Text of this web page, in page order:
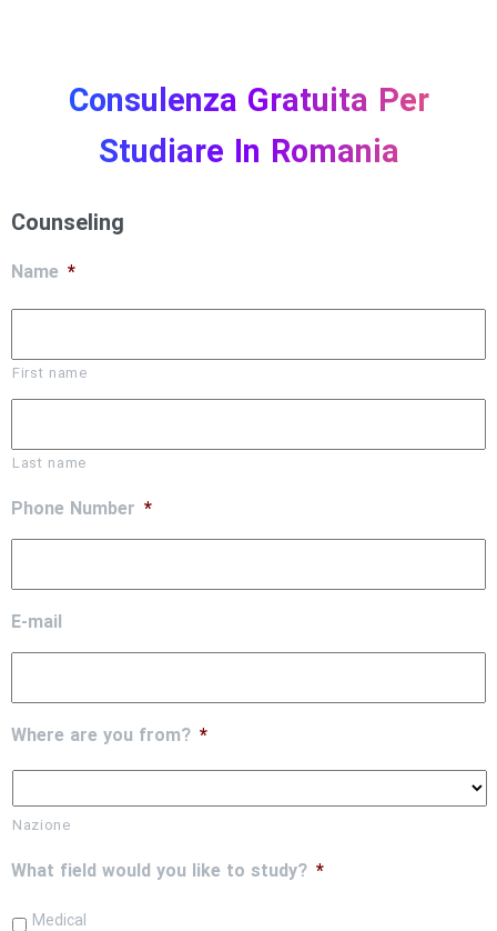
Consulenza Gratuita Per
Studiare In Romania
Counseling
Name *
First name
Last name
Phone Number *
E-mail
Where are you from? *
Nazione
What field would you like to study? *
Medical